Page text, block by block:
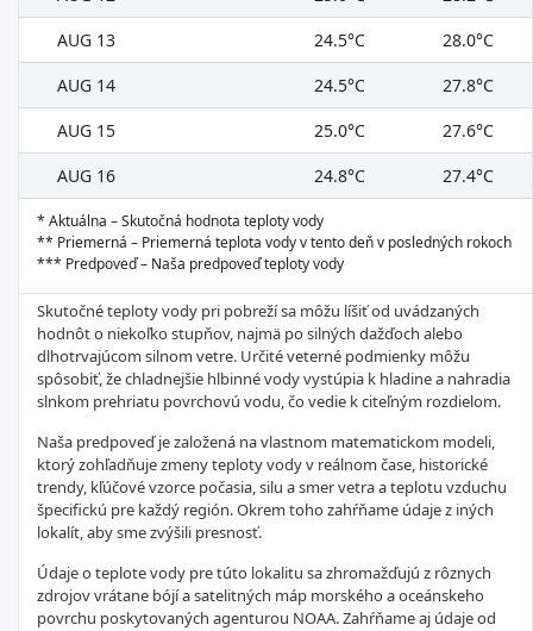
AUG 13
24.5°C
28.0°C
AUG 14
24.5°C
27.8°C
AUG 15
25.0°C
27.6°C
AUG 16
24.8°C 27.4°C
* Aktuálna – Skutočná hodnota teploty vody
** Priemerná – Priemerná teplota vody v tento deň v posledných rokoch
*** Predpoveď – Naša predpoveď teploty vody
Skutočné teploty vody pri pobreží sa môžu líšiť od uvádzaných
hodnôt o niekoľko stupňov, najmä po silných dažďoch alebo
dlhotrvajúcom silnom vetre. Určité veterné podmienky môžu
spôsobiť, že chladnejšie hlbinné vody vystúpia k hladine a nahradia
slnkom prehriatu povrchovú vodu, čo vedie k citeľným rozdielom.
Naša predpoveď je založená na vlastnom matematickom modeli,
ktorý zohľadňuje zmeny teploty vody v reálnom čase, historické
trendy, kľúčové vzorce počasia, silu a smer vetra a teplotu vzduchu
špecifickú pre každý región. Okrem toho zahŕňame údaje z iných
lokalít, aby sme zvýšili presnosť.
Údaje o teplote vody pre túto lokalitu sa zhromažďujú z rôznych
zdrojov vrátane bójí a satelitných máp morského a oceánskeho
povrchu poskytovaných agenturou NOAA. Zahŕňame aj údaje od